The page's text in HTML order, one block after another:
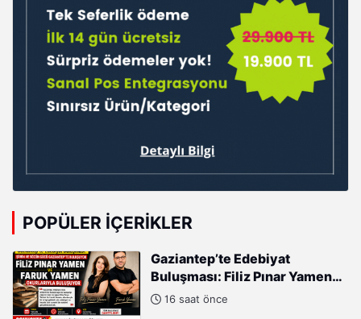
POPÜLER İÇERIKLER
Gaziantep’te Edebiyat
Buluşması: Filiz Pınar Yamen
ve Faruk Yamen Okurlarıyla
16 saat önce